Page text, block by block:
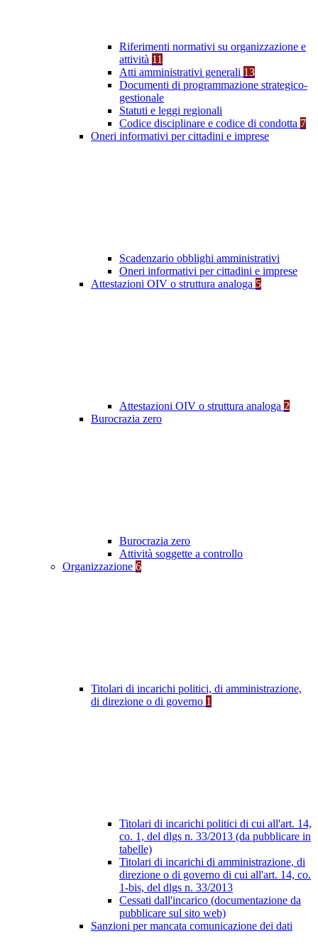
Riferimenti normativi su organizzazione e
attività 11
Atti amministrativi generali 13
Documenti di programmazione strategico-
gestionale
Statuti e leggi regionali
Codice disciplinare e codice di condotta 7
Oneri informativi per cittadini e imprese
Scadenzario obblighi amministrativi
Oneri informativi per cittadini e imprese
Attestazioni OIV o struttura analoga 5
Attestazioni OIV o struttura analoga 2
Burocrazia zero
Burocrazia zero
Attività soggette a controllo
Organizzazione 6
Titolari di incarichi politici, di amministrazione,
di direzione o di governo 1
Titolari di incarichi politici di cui all'art. 14,
co. 1, del dlgs n. 33/2013 (da pubblicare in
tabelle)
Titolari di incarichi di amministrazione, di
direzione o di governo di cui all'art. 14, co.
1-bis, del dlgs n. 33/2013
Cessati dall'incarico (documentazione da
pubblicare sul sito web)
Sanzioni per mancata comunicazione dei dati